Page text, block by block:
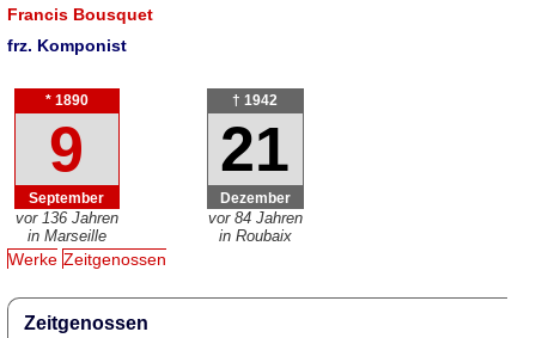
Francis Bousquet
frz. Komponist
* 1890
9
September
vor 136 Jahren
in Marseille
† 1942
21
Dezember
vor 84 Jahren
in Roubaix
Werke Zeitgenossen
Zeitgenossen